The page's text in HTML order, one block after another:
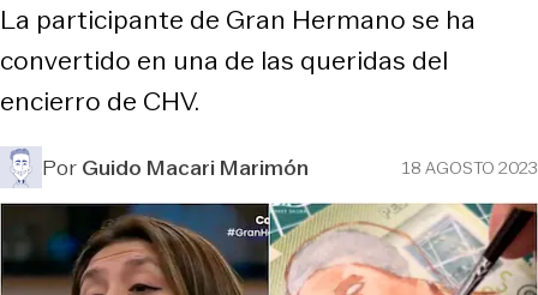
La participante de Gran Hermano se ha
convertido en una de las queridas del
encierro de CHV.
PorGuido Macari Marimón 18 AGOSTO 2023